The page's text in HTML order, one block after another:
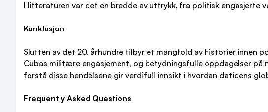
I litteraturen var det en bredde av uttrykk, fra politisk engasjerte
Konklusjon
Slutten av det 20. århundre tilbyr et mangfold av historier innen
Cubas militære engasjement, og betydningsfulle oppdagelser
forstå disse hendelsene gir verdifull innsikt i hvordan datidens
Frequently Asked Questions